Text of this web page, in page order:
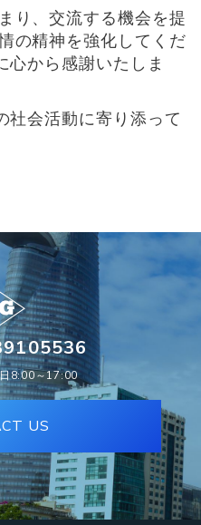
り、交流する機会を提
の精神を強化してくだ
心から感謝いたしま
社会活動に寄り添って
8:00～17:00
US